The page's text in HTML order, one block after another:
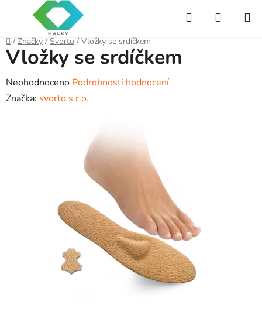
Hledat
KOŠÍK
Domů
/ Značky / Svorto / Vložky se srdíčkem
Vložky se srdíčkem
Průměrné
hodnocení
Neohodnoceno Podrobnosti hodnocení
Značka: svorto s.r.o.